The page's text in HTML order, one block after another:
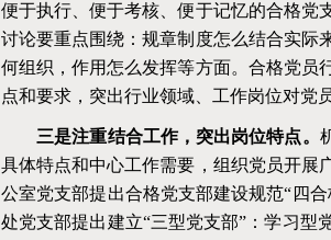
便于执行、便于考核、便于记忆的合格党
讨论要重点围绕：规章制度怎么结合实际
何组织，作用怎么发挥等方面。合格党员
点和要求，突出行业领域、工作岗位对党
三是注重结合工作，突出岗位特点。
具体特点和中心工作需要，组织党员开展
公室党支部提出合格党支部建设规范“四
处党支部提出建立“三型党支部”：学习型